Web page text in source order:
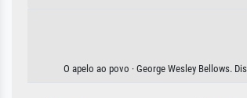
O apelo ao povo · George Wesley Bellows.